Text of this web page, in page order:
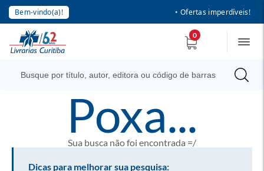
Bem-vindo(a)! • Ofertas imperdíveis!
0
poxa...
Sua busca não foi encontrada =/
Dicas para melhorar sua pesquisa: